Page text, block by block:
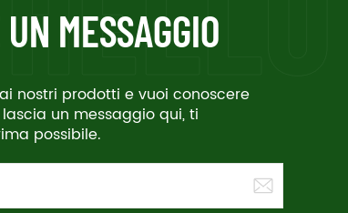
MESSAGGIO
nostri prodotti e vuoi conoscere
un messaggio qui, ti
possibile.